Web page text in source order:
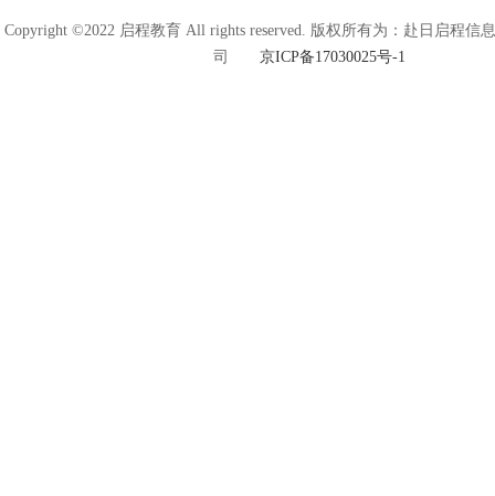
Copyright ©2022 启程教育 All rights reserved. 版权所有为：赴日启程信
司 京ICP备17030025号-1